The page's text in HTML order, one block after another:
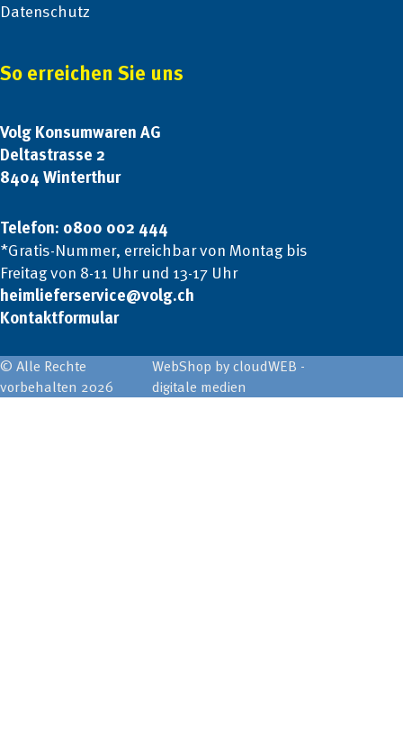
Datenschutz
So erreichen Sie uns
Volg Konsumwaren AG
Deltastrasse 2
8404 Winterthur
Telefon: 0800 002 444
*Gratis-Nummer, erreichbar von Montag bis
Freitag von 8-11 Uhr und 13-17 Uhr
heimlieferservice@volg.ch
Kontaktformular
© Alle Rechte
vorbehalten 2026
WebShop by cloudWEB -
digitale medien